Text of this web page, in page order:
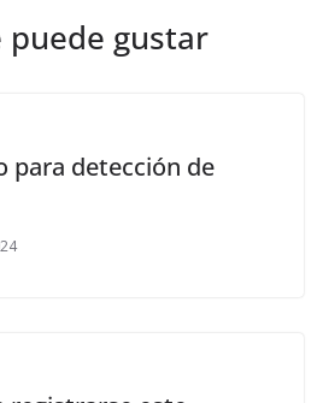
gustar
para detección de